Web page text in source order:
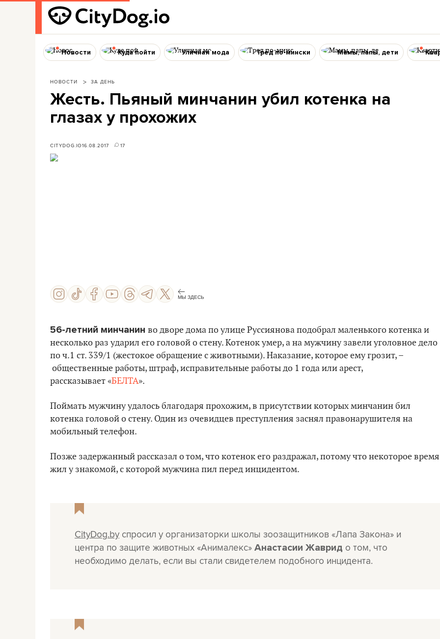
Новости Куда пойти Уличная мода Тред по-мински Мамы, папы, дети
НОВОСТИ ЗА ДЕНЬ
Жесть. Пьяный минчанин убил котенка на
глазах у прохожих
CITYDOG.IO16.08.2017 17
МЫ ЗДЕСЬ
56-летний минчанин во дворе дома по улице Руссиянова подобрал маленького котенка и
несколько раз ударил его головой о стену. Котенок умер, а на мужчину завели уголовное дело
по ч.1 ст. 339/1 (жестокое обращение с животными). Наказание, которое ему грозит, –
общественные работы, штраф, исправительные работы до 1 года или арест,
рассказывает «БЕЛТА».
Поймать мужчину удалось благодаря прохожим, в присутствии которых минчанин бил
котенка головой о стену. Один из очевидцев преступления заснял правонарушителя на
мобильный телефон.
Позже задержанный рассказал о том, что котенок его раздражал, потому что некоторое время
жил у знакомой, с которой мужчина пил перед инцидентом.
CityDog.by спросил у организаторки школы зоозащитников «Лапа Закона» и
центра по защите животных «Анималекс» Анастасии Жаврид о том, что
необходимо делать, если вы стали свидетелем подобного инцидента.